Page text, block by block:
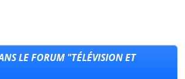
LE FORUM "TÉLÉVISION ET